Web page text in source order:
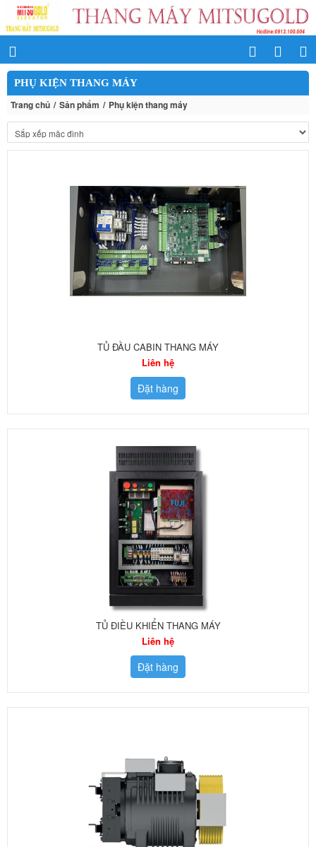
PHỤ KIỆN THANG MÁY
Trang chủ Sản phẩm Phụ kiện thang máy
TỦ ĐẦU CABIN THANG MÁY
Liên hệ
Đặt hàng
TỦ ĐIỀU KHIỂN THANG MÁY
Liên hệ
Đặt hàng